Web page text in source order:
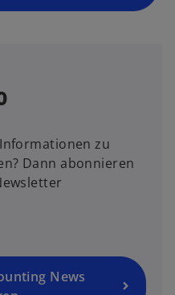
t
zu
Dann abonnieren
News